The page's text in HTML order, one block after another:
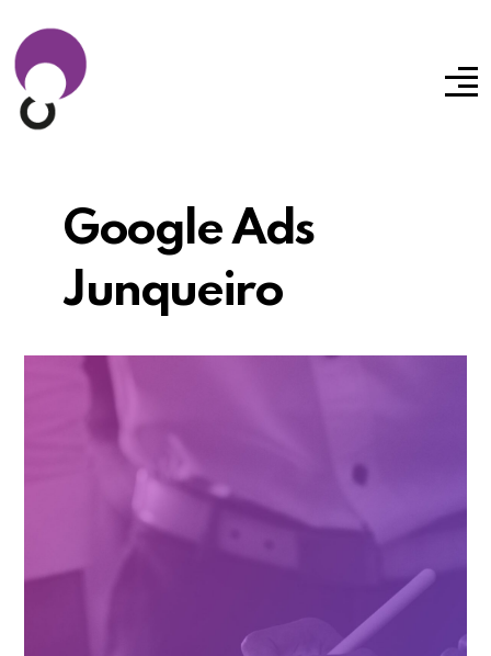
Google Ads
Junqueiro